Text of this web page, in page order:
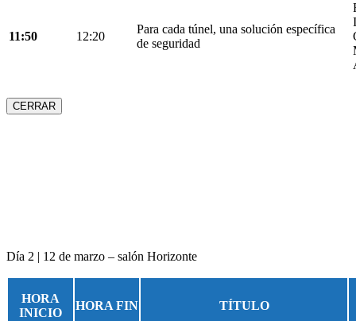
11:50 12:20
Para cada túnel, una solución específica
de seguridad
CERRAR
Día 2 | 12 de marzo – salón Horizonte
HORA
INICIO
HORA FIN TÍTULO